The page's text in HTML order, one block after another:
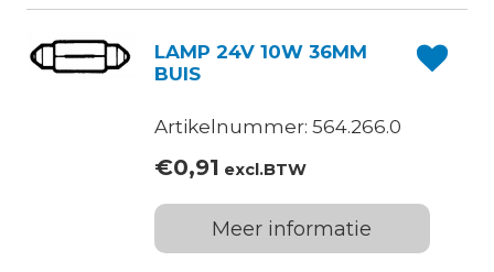
LAMP 24V 10W 36MM
BUIS
Artikelnummer: 564.266.0
€0,91 excl.BTW
Meer informatie